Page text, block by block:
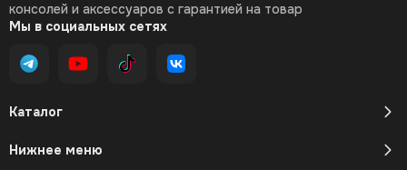
Каталог
Нижнее меню
консолей и аксессуаров с гарантией на товар
Мы в социальных сетях